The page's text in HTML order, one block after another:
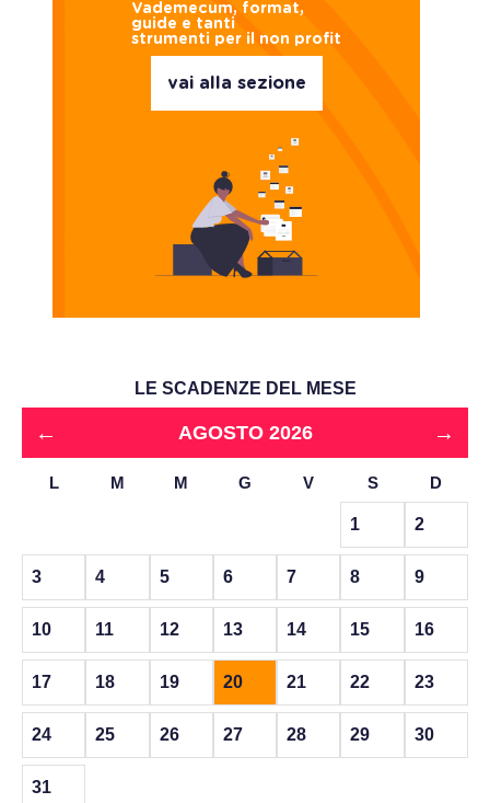
Vademecum, format,
guide e tanti
strumenti per il non profit
vai alla sezione
LE SCADENZE DEL MESE
← AGOSTO 2026 →
L M M G V S D
1 2
3 4 5 6 7 8 9
10 11 12 13 14 15 16
17 18 19 20 21 22 23
24 25 26 27 28 29 30
31